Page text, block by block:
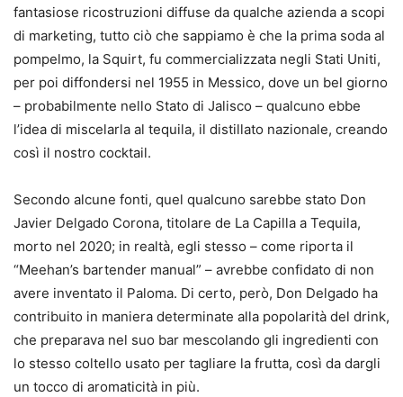
fantasiose ricostruzioni diffuse da qualche azienda a scopi
di marketing, tutto ciò che sappiamo è che la prima soda al
pompelmo, la Squirt, fu commercializzata negli Stati Uniti,
per poi diffondersi nel 1955 in Messico, dove un bel giorno
– probabilmente nello Stato di Jalisco – qualcuno ebbe
l’idea di miscelarla al tequila, il distillato nazionale, creando
così il nostro cocktail.
Secondo alcune fonti, quel qualcuno sarebbe stato Don
Javier Delgado Corona, titolare de La Capilla a Tequila,
morto nel 2020; in realtà, egli stesso – come riporta il
“Meehan’s bartender manual” – avrebbe confidato di non
avere inventato il Paloma. Di certo, però, Don Delgado ha
contribuito in maniera determinate alla popolarità del drink,
che preparava nel suo bar mescolando gli ingredienti con
lo stesso coltello usato per tagliare la frutta, così da dargli
un tocco di aromaticità in più.